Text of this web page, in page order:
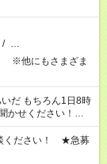
/ …
※他にもさまざま
だ もちろん1日8時
かせください！★家
相談ください。 ※
ください！ ★急募